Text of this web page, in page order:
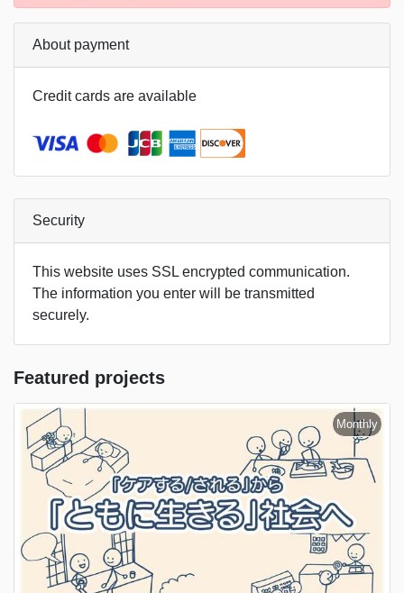
About payment
Credit cards are available
Security
This website uses SSL encrypted communication.
The information you enter will be transmitted
securely.
Featured projects